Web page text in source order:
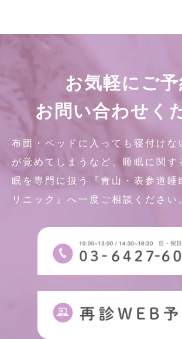
お気軽にご予
お問い合わせく
布団・ベッドに入っても寝付けな
が覚めてしまうなど、睡眠に関す
眠を専門に扱う『青山・表参道睡
リニック』へ一度ご相談ください